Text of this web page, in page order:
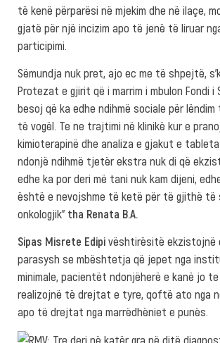
të kenë përparësi në mjekim dhe në ilaçe,
gjatë për një incizim apo të jenë të liruar
participimi.
Sëmundja nuk pret, ajo ec me të shpejtë,
Protezat e gjirit që i marrim i mbulon Fondi i
besoj që ka edhe ndihmë sociale për
të vogël. Te ne trajtimi në klinikë kur e
kimioterapinë dhe analiza e gjakut e
ndonjë ndihmë tjetër ekstra nuk di që
edhe ka por deri më tani nuk kam dijeni,
është e nevojshme të ketë për të gjithë të
onkologjik” tha Renata B.A.
Sipas Misrete Edipi vështirësitë ekzistojnë
parasysh se mbështetja që jepet nga
minimale, pacientët ndonjëherë e kanë jo
realizojnë të drejtat e tyre, qoftë ato nga
apo të drejtat nga marrëdhëniet e punës.